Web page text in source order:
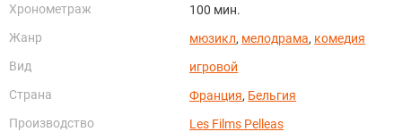
Хронометраж
100 мин.
Жанр
мюзикл, мелодрама, комедия
Вид
игровой
Страна
Франция, Бельгия
Производство
Les Films Pelleas